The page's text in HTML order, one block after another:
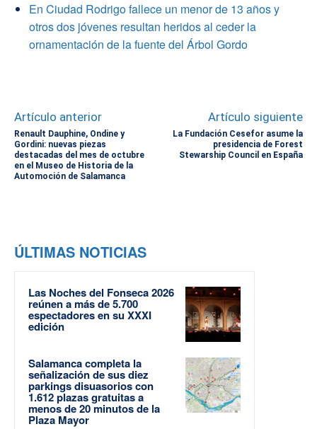
En Ciudad Rodrigo fallece un menor de 13 años y
otros dos jóvenes resultan heridos al ceder la
ornamentación de la fuente del Árbol Gordo
Artículo anterior
Renault Dauphine, Ondine y
Gordini: nuevas piezas
destacadas del mes de octubre
en el Museo de Historia de la
Automoción de Salamanca
Artículo siguiente
La Fundación Cesefor asume la
presidencia de Forest
Stewarship Council en España
ÚLTIMAS NOTICIAS
Las Noches del Fonseca 2026
reúnen a más de 5.700
espectadores en su XXXI
edición
Salamanca completa la
señalización de sus diez
parkings disuasorios con
1.612 plazas gratuitas a
menos de 20 minutos de la
Plaza Mayor